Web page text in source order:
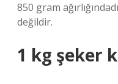
850 gram
değildir.
1 kg şeker